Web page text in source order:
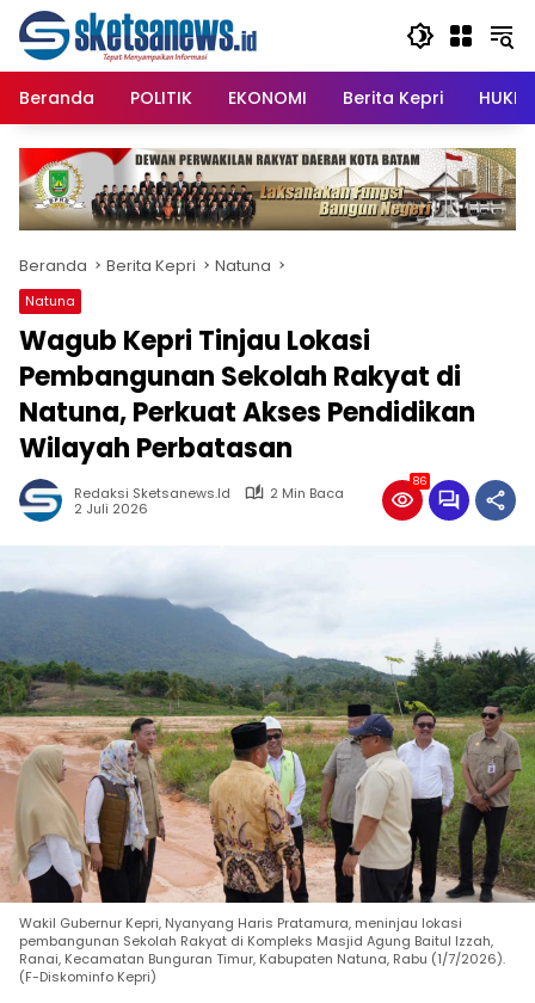
content
Langsung
konten
Beranda
POLITIK EKONOMI Berita Kepri
Beranda Berita Kepri Natuna
Natuna
Wagub Kepri Tinjau Lokasi
Pembangunan Sekolah Rakyat di
Natuna, Perkuat Akses Pendidikan
Wilayah Perbatasan
Redaksi Sketsanews.id
2 Min Baca
2 Juli 2026
86
Wakil Gubernur Kepri, Nyanyang Haris Pratamura, meninjau lokasi
pembangunan Sekolah Rakyat di Kompleks Masjid Agung Baitul Izzah,
Ranai, Kecamatan Bunguran Timur, Kabupaten Natuna, Rabu (1/7/2026).
(F-Diskominfo Kepri)